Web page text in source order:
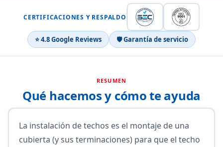
CERTIFICACIONES Y RESPALDO
⭐ 4.8 Google Reviews 🛡 Garantía de servicio
RESUMEN
Qué hacemos y cómo te ayuda
La instalación de techos es el montaje de una
cubierta (y sus terminaciones) para que el techo